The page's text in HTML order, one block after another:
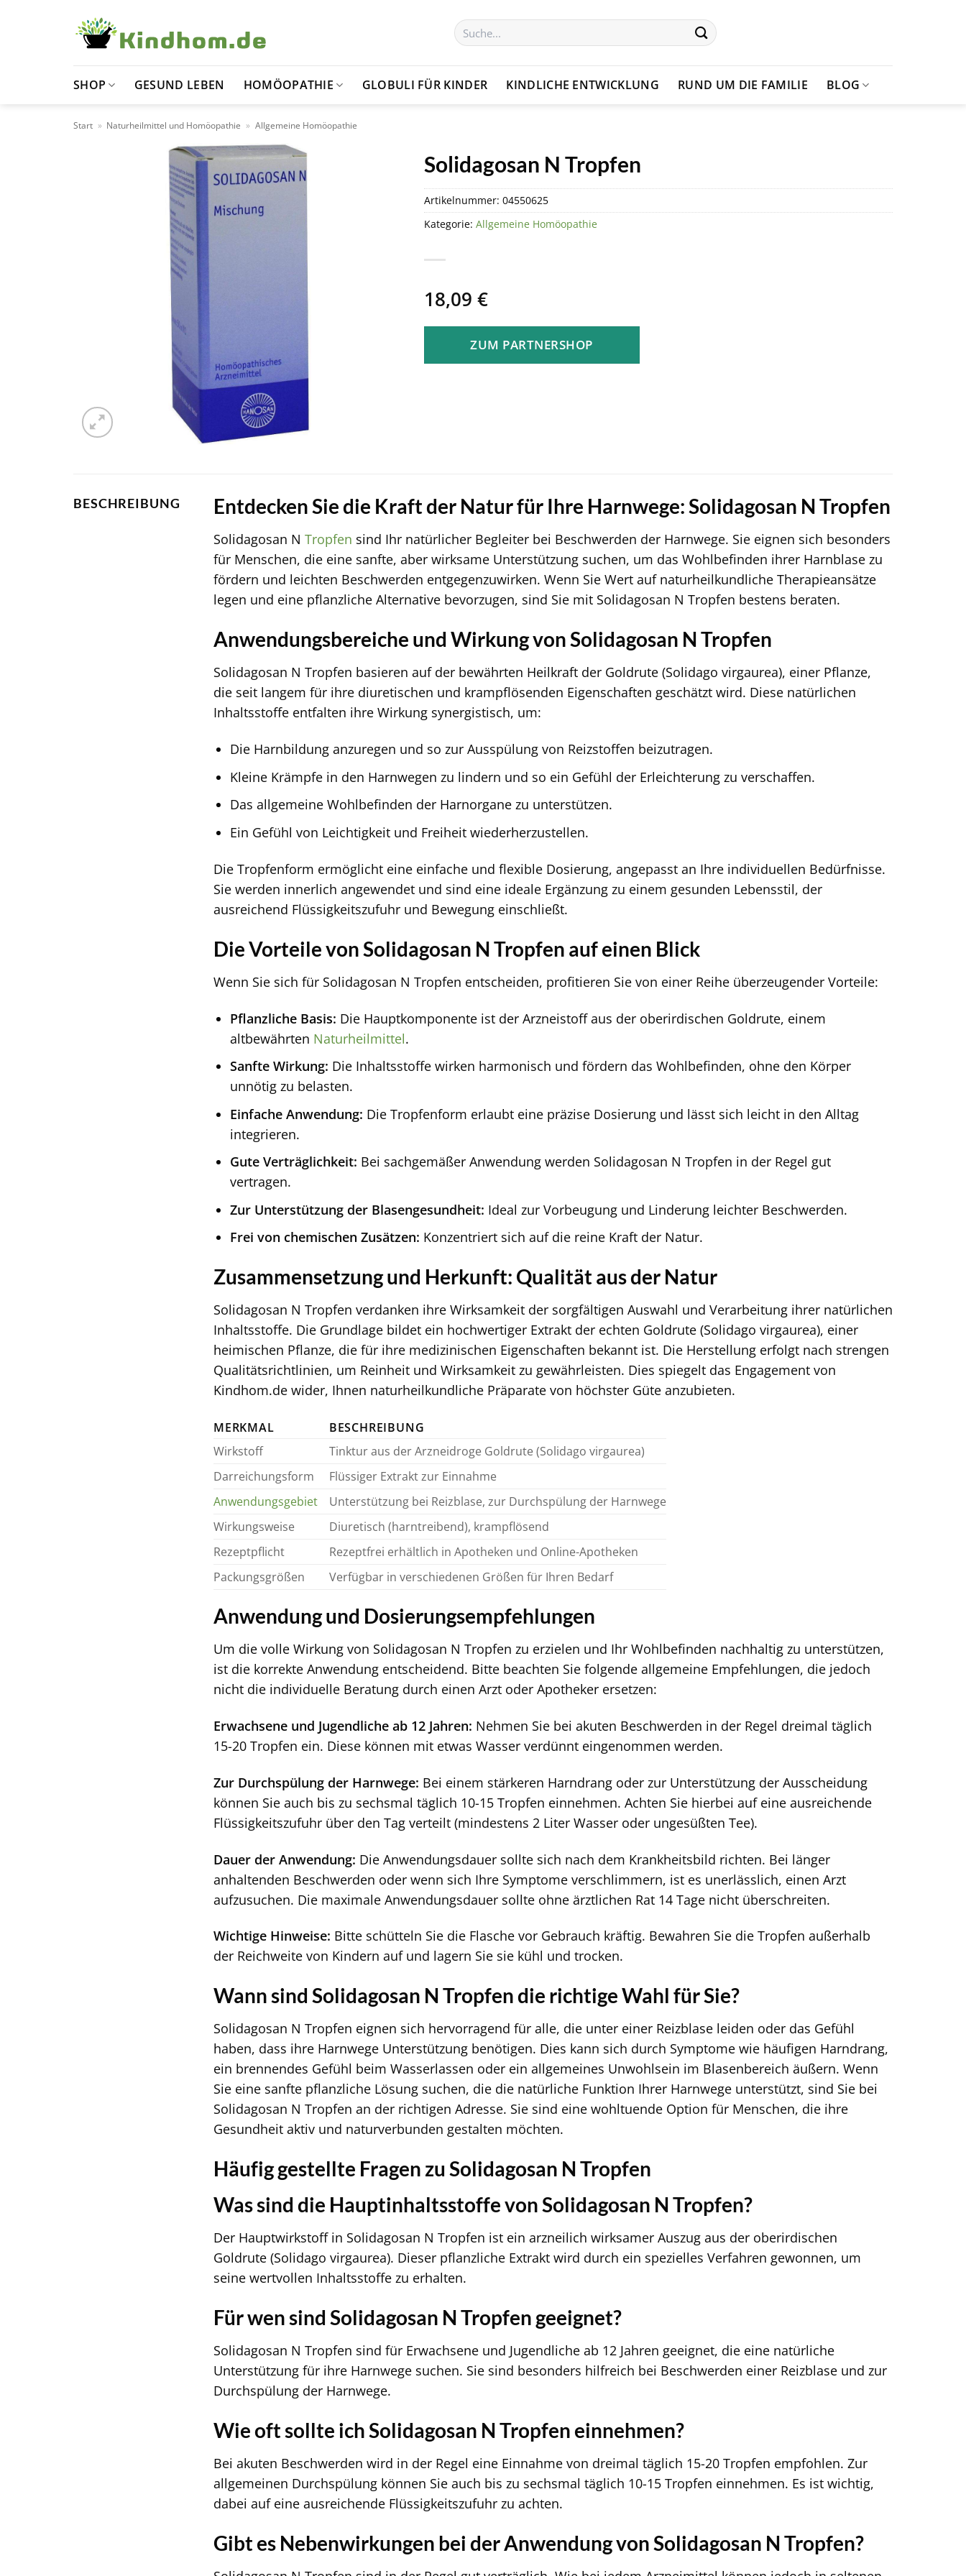
Suchen
nach:
SHOP GESUND LEBEN HOMÖOPATHIE GLOBULI FÜR KINDER KINDLICHE ENTWICKLUNG RUND UM DIE FAMILIE BLOG
Start » Naturheilmittel und Homöopathie » Allgemeine Homöopathie
Solidagosan N Tropfen
18,09 €
ZUM PARTNERSHOP
Artikelnummer: 04550625
Kategorie: Allgemeine Homöopathie
BESCHREIBUNG Entdecken Sie die Kraft der Natur für Ihre Harnwege: Solidagosan N Tropfen
Solidagosan N Tropfen sind Ihr natürlicher Begleiter bei Beschwerden der Harnwege. Sie eignen sich besonders
für Menschen, die eine sanfte, aber wirksame Unterstützung suchen, um das Wohlbefinden ihrer Harnblase zu
fördern und leichten Beschwerden entgegenzuwirken. Wenn Sie Wert auf naturheilkundliche Therapieansätze
legen und eine pflanzliche Alternative bevorzugen, sind Sie mit Solidagosan N Tropfen bestens beraten.
Anwendungsbereiche und Wirkung von Solidagosan N Tropfen
Solidagosan N Tropfen basieren auf der bewährten Heilkraft der Goldrute (Solidago virgaurea), einer Pflanze,
die seit langem für ihre diuretischen und krampflösenden Eigenschaften geschätzt wird. Diese natürlichen
Inhaltsstoffe entfalten ihre Wirkung synergistisch, um:
Die Harnbildung anzuregen und so zur Ausspülung von Reizstoffen beizutragen.
Kleine Krämpfe in den Harnwegen zu lindern und so ein Gefühl der Erleichterung zu verschaffen.
Das allgemeine Wohlbefinden der Harnorgane zu unterstützen.
Ein Gefühl von Leichtigkeit und Freiheit wiederherzustellen.
Die Tropfenform ermöglicht eine einfache und flexible Dosierung, angepasst an Ihre individuellen Bedürfnisse.
Sie werden innerlich angewendet und sind eine ideale Ergänzung zu einem gesunden Lebensstil, der
ausreichend Flüssigkeitszufuhr und Bewegung einschließt.
Die Vorteile von Solidagosan N Tropfen auf einen Blick
Wenn Sie sich für Solidagosan N Tropfen entscheiden, profitieren Sie von einer Reihe überzeugender Vorteile:
Pflanzliche Basis: Die Hauptkomponente ist der Arzneistoff aus der oberirdischen Goldrute, einem
altbewährten Naturheilmittel.
Sanfte Wirkung: Die Inhaltsstoffe wirken harmonisch und fördern das Wohlbefinden, ohne den Körper
unnötig zu belasten.
Einfache Anwendung: Die Tropfenform erlaubt eine präzise Dosierung und lässt sich leicht in den Alltag
integrieren.
Gute Verträglichkeit: Bei sachgemäßer Anwendung werden Solidagosan N Tropfen in der Regel gut
vertragen.
Zur Unterstützung der Blasengesundheit: Ideal zur Vorbeugung und Linderung leichter Beschwerden.
Frei von chemischen Zusätzen: Konzentriert sich auf die reine Kraft der Natur.
Zusammensetzung und Herkunft: Qualität aus der Natur
Solidagosan N Tropfen verdanken ihre Wirksamkeit der sorgfältigen Auswahl und Verarbeitung ihrer natürlichen
Inhaltsstoffe. Die Grundlage bildet ein hochwertiger Extrakt der echten Goldrute (Solidago virgaurea), einer
heimischen Pflanze, die für ihre medizinischen Eigenschaften bekannt ist. Die Herstellung erfolgt nach strengen
Qualitätsrichtlinien, um Reinheit und Wirksamkeit zu gewährleisten. Dies spiegelt das Engagement von
Kindhom.de wider, Ihnen naturheilkundliche Präparate von höchster Güte anzubieten.
MERKMAL
BESCHREIBUNG
Wirkstoff
Tinktur aus der Arzneidroge Goldrute (Solidago virgaurea)
Darreichungsform
Flüssiger Extrakt zur Einnahme
Anwendungsgebiet
Unterstützung bei Reizblase, zur Durchspülung der Harnwege
Wirkungsweise
Diuretisch (harntreibend), krampflösend
Rezeptpflicht
Rezeptfrei erhältlich in Apotheken und Online-Apotheken
Packungsgrößen
Verfügbar in verschiedenen Größen für Ihren Bedarf
Anwendung und Dosierungsempfehlungen
Um die volle Wirkung von Solidagosan N Tropfen zu erzielen und Ihr Wohlbefinden nachhaltig zu unterstützen,
ist die korrekte Anwendung entscheidend. Bitte beachten Sie folgende allgemeine Empfehlungen, die jedoch
nicht die individuelle Beratung durch einen Arzt oder Apotheker ersetzen:
Erwachsene und Jugendliche ab 12 Jahren: Nehmen Sie bei akuten Beschwerden in der Regel dreimal täglich
15-20 Tropfen ein. Diese können mit etwas Wasser verdünnt eingenommen werden.
Zur Durchspülung der Harnwege: Bei einem stärkeren Harndrang oder zur Unterstützung der Ausscheidung
können Sie auch bis zu sechsmal täglich 10-15 Tropfen einnehmen. Achten Sie hierbei auf eine ausreichende
Flüssigkeitszufuhr über den Tag verteilt (mindestens 2 Liter Wasser oder ungesüßten Tee).
Dauer der Anwendung: Die Anwendungsdauer sollte sich nach dem Krankheitsbild richten. Bei länger
anhaltenden Beschwerden oder wenn sich Ihre Symptome verschlimmern, ist es unerlässlich, einen Arzt
aufzusuchen. Die maximale Anwendungsdauer sollte ohne ärztlichen Rat 14 Tage nicht überschreiten.
Wichtige Hinweise: Bitte schütteln Sie die Flasche vor Gebrauch kräftig. Bewahren Sie die Tropfen außerhalb
der Reichweite von Kindern auf und lagern Sie sie kühl und trocken.
Wann sind Solidagosan N Tropfen die richtige Wahl für Sie?
Solidagosan N Tropfen eignen sich hervorragend für alle, die unter einer Reizblase leiden oder das Gefühl
haben, dass ihre Harnwege Unterstützung benötigen. Dies kann sich durch Symptome wie häufigen Harndrang,
ein brennendes Gefühl beim Wasserlassen oder ein allgemeines Unwohlsein im Blasenbereich äußern. Wenn
Sie eine sanfte pflanzliche Lösung suchen, die die natürliche Funktion Ihrer Harnwege unterstützt, sind Sie bei
Solidagosan N Tropfen an der richtigen Adresse. Sie sind eine wohltuende Option für Menschen, die ihre
Gesundheit aktiv und naturverbunden gestalten möchten.
Häufig gestellte Fragen zu Solidagosan N Tropfen
Was sind die Hauptinhaltsstoffe von Solidagosan N Tropfen?
Der Hauptwirkstoff in Solidagosan N Tropfen ist ein arzneilich wirksamer Auszug aus der oberirdischen
Goldrute (Solidago virgaurea). Dieser pflanzliche Extrakt wird durch ein spezielles Verfahren gewonnen, um
seine wertvollen Inhaltsstoffe zu erhalten.
Für wen sind Solidagosan N Tropfen geeignet?
Solidagosan N Tropfen sind für Erwachsene und Jugendliche ab 12 Jahren geeignet, die eine natürliche
Unterstützung für ihre Harnwege suchen. Sie sind besonders hilfreich bei Beschwerden einer Reizblase und zur
Durchspülung der Harnwege.
Wie oft sollte ich Solidagosan N Tropfen einnehmen?
Bei akuten Beschwerden wird in der Regel eine Einnahme von dreimal täglich 15-20 Tropfen empfohlen. Zur
allgemeinen Durchspülung können Sie auch bis zu sechsmal täglich 10-15 Tropfen einnehmen. Es ist wichtig,
dabei auf eine ausreichende Flüssigkeitszufuhr zu achten.
Gibt es Nebenwirkungen bei der Anwendung von Solidagosan N Tropfen?